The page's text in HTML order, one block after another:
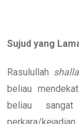
Sujud yang
Rasulullah
beliau
beliau
perkara/